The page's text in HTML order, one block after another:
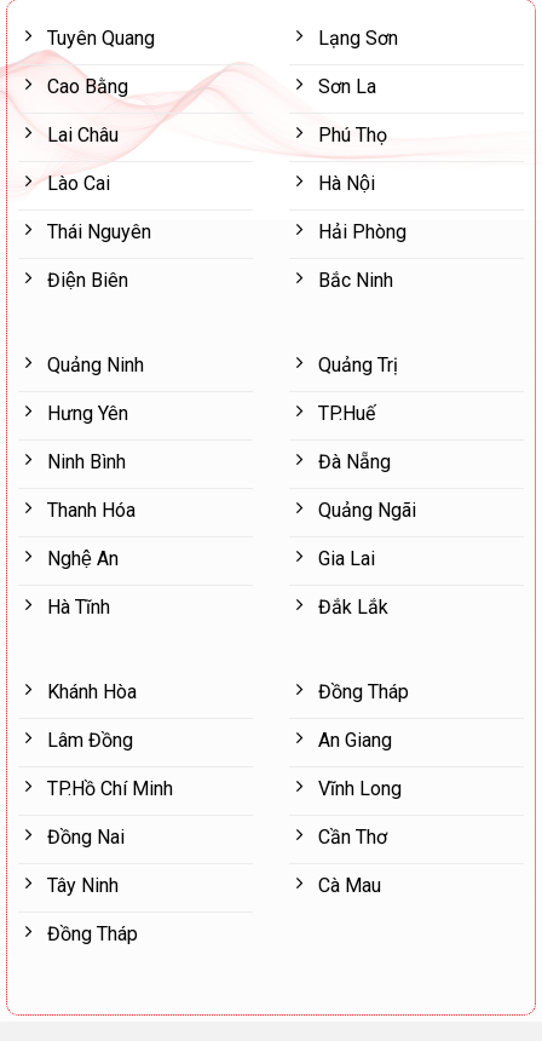
Tuyên Quang
Cao Bằng
Lai Châu
Lào Cai
Thái Nguyên
Điện Biên
Lạng Sơn
Sơn La
Phú Thọ
Hà Nội
Hải Phòng
Bắc Ninh
Quảng Ninh
Hưng Yên
Ninh Bình
Thanh Hóa
Nghệ An
Hà Tĩnh
Quảng Trị
TP.Huế
Đà Nẵng
Quảng Ngãi
Gia Lai
Đắk Lắk
Khánh Hòa
Lâm Đồng
TP.Hồ Chí Minh
Đồng Nai
Tây Ninh
Đồng Tháp
Đồng Tháp
An Giang
Vĩnh Long
Cần Thơ
Cà Mau